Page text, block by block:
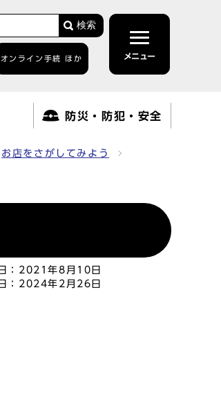
検索
オンライン手続 ほか メニュー
防災・防犯・安全
お店をさがしてみよう
： 2021年8月10日
： 2024年2月26日